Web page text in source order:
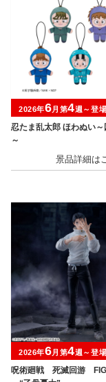
忍たま乱太郎 ほわぬい
～
2026年6月第4週～登場
呪術廻戦 死滅回游
2026年6月第4週～登場